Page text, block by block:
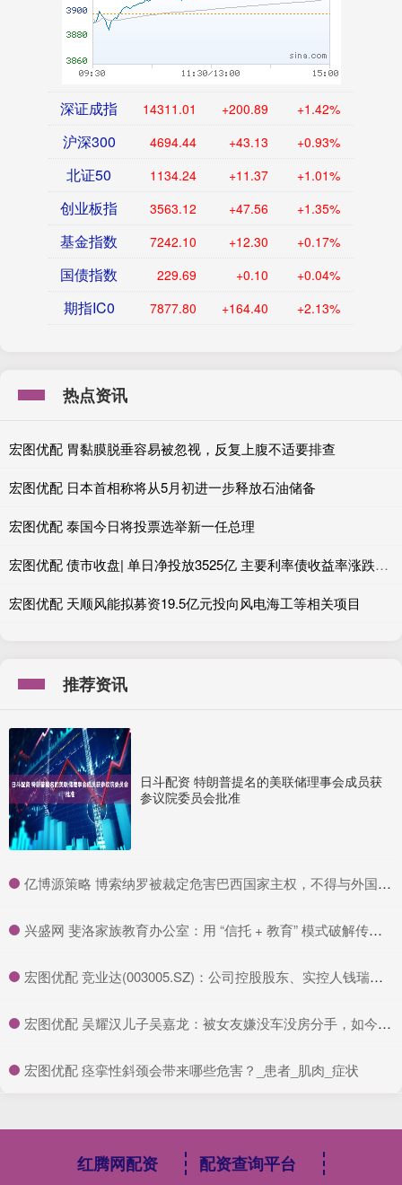
深证成指 14311.01 +200.89 +1.42%
沪深300 4694.44 +43.13 +0.93%
北证50 1134.24 +11.37 +1.01%
创业板指 3563.12 +47.56 +1.35%
基金指数 7242.10 +12.30 +0.17%
国债指数 229.69 +0.10 +0.04%
期指IC0 7877.80 +164.40 +2.13%
热点资讯
宏图优配 胃黏膜脱垂容易被忽视，反复上腹不适要排查
宏图优配 日本首相称将从5月初进一步释放石油储备
宏图优配 泰国今日将投票选举新一任总理
宏图优配 债市收盘| 单日净投放3525亿 主要利率债收益率涨跌不一
宏图优配 天顺风能拟募资19.5亿元投向风电海工等相关项目
推荐资讯
日斗配资 特朗普提名的美联储理事会成员获
参议院委员会批准
​亿博源策略 博索纳罗被裁定危害巴西国家主权，不得与外国官员联络及使用社交媒体
​兴盛网 斐洛家族教育办公室：用 “信托 + 教育” 模式破解传承难题_孙辈_财富_资金
​宏图优配 竞业达(003005.SZ)：公司控股股东、实控人钱瑞、江源东拟合计减持694.15万股
​宏图优配 吴耀汉儿子吴嘉龙：被女友嫌没车没房分手，如今满头白发行为怪异
​宏图优配 痉挛性斜颈会带来哪些危害？_患者_肌肉_症状
红腾网配资 配资查询平台